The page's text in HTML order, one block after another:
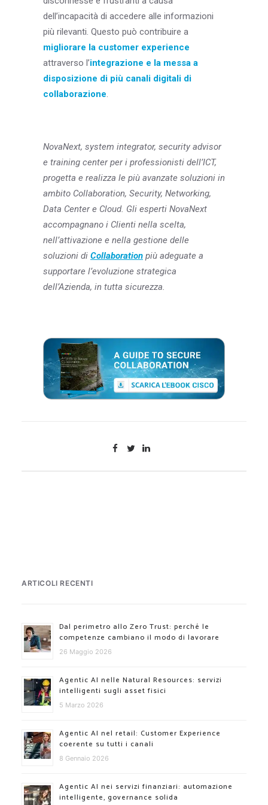
dell’incapacità di accedere alle informazioni
più rilevanti. Questo può contribuire a
migliorare la customer experience
attraverso l’integrazione e la messa a
disposizione di più canali digitali di
collaborazione.
NovaNext, system integrator, security advisor
e training center per i professionisti dell’ICT,
progetta e realizza le più avanzate soluzioni in
ambito Collaboration, Security, Networking,
Data Center e Cloud. Gli esperti NovaNext
accompagnano i Clienti nella scelta,
nell’attivazione e nella gestione delle
soluzioni di Collaboration più adeguate a
supportare l’evoluzione strategica
dell’Azienda, in tutta sicurezza.
ARTICOLI RECENTI
Dal perimetro allo Zero Trust: perché le
competenze cambiano il modo di lavorare
26 Maggio 2026
Agentic AI nelle Natural Resources: servizi
intelligenti sugli asset fisici
5 Marzo 2026
Agentic AI nel retail: Customer Experience
coerente su tutti i canali
8 Gennaio 2026
Agentic AI nei servizi finanziari: automazione
intelligente, governance solida